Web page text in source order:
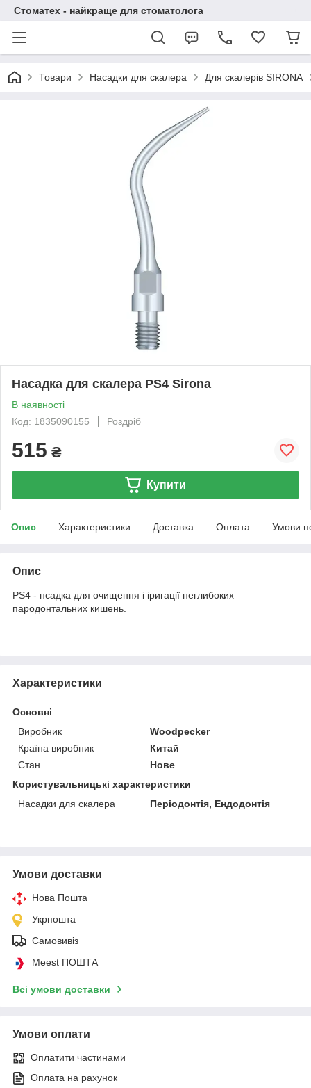
Стоматех - найкраще для стоматолога
Товари Насадки для скалера Для скалерів SIRONA
Насадка для скалера PS4 Sirona
В наявності
Код: 1835090155
Роздріб
515 ₴
Купити
Опис Характеристики Доставка Оплата Умови
Опис
PS4 - нсадка для очищення і іригації неглибоких
пародонтальних кишень.
Характеристики
Основні
Виробник
Woodpecker
Країна виробник
Китай
Стан
Нове
Користувальницькі характеристики
Насадки для скалера
Періодонтія, Ендодонтія
Умови доставки
Нова Пошта
Укрпошта
Самовивіз
Meest ПОШТА
Всі умови доставки
Умови оплати
Оплатити частинами
Оплата на рахунок